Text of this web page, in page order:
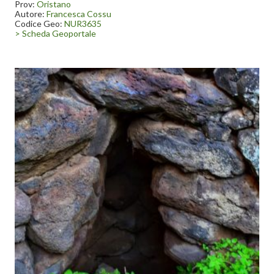
Prov: Oristano
Autore: Francesca Cossu
Codice Geo: NUR3635
> Scheda Geoportale